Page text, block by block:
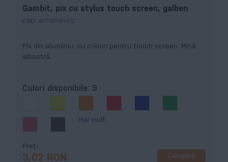
Gambit, pix cu stylus touch screen, galben
COD: AP791581-02
Pix din aliuminiu, cu creion pentru touch screen. Mină
albastră.
Culori disponibile: 9
Mai mult
Preț
3,02 RON Cumpără